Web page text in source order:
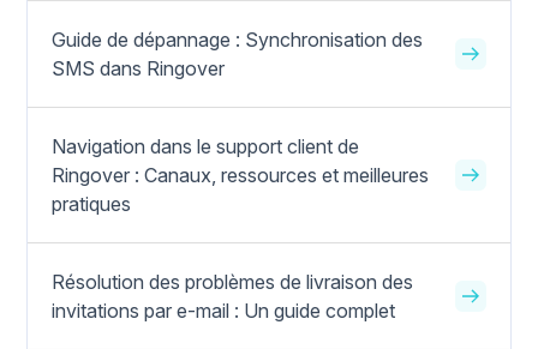
Guide de dépannage : Synchronisation des
SMS dans Ringover
Navigation dans le support client de
Ringover : Canaux, ressources et meilleures
pratiques
Résolution des problèmes de livraison des
invitations par e-mail : Un guide complet